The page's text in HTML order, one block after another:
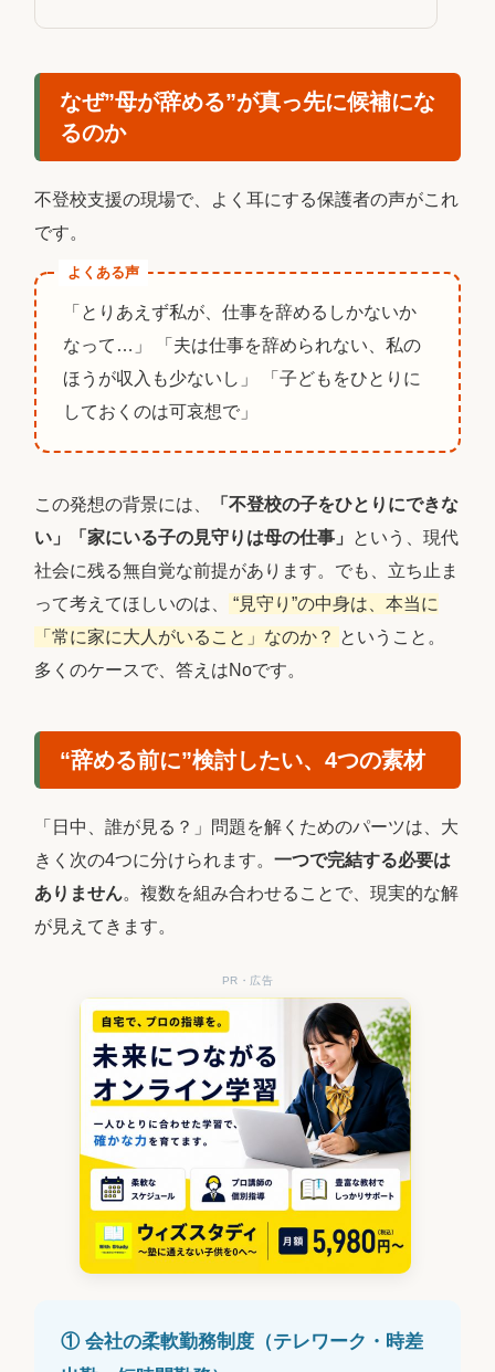
なぜ”母が辞める”が真っ先に候補にな
るのか
不登校支援の現場で、よく耳にする保護者の声がこれ
です。
よくある声
「とりあえず私が、仕事を辞めるしかないか
なって…」 「夫は仕事を辞められない、私の
ほうが収入も少ないし」 「子どもをひとりに
しておくのは可哀想で」
この発想の背景には、
「不登校の子をひとりにできな
い」「家にいる子の見守りは母の仕事」
という、現代
社会に残る無自覚な前提があります。でも、立ち止ま
って考えてほしいのは、
“見守り”の中身は、本当に
「常に家に大人がいること」なのか？ ということ。
多くのケースで、答えはNoです。
“辞める前に”検討したい、4つの素材
「日中、誰が見る？」問題を解くためのパーツは、大
きく次の4つに分けられます。 一つで完結する必要は
ありません。複数を組み合わせることで、現実的な解
が見えてきます。
PR・広告
① 会社の柔軟勤務制度（テレワーク・時差